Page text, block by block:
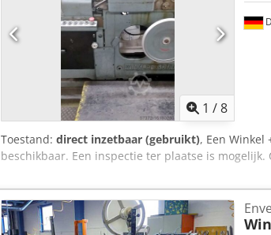
1 /8
Toestand: direct inzetbaar (gebruikt), Een Winkel
beschikbaar. Een inspectie ter plaatse is